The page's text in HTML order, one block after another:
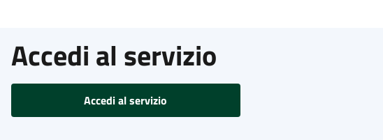
Accedi al servizio
Accedi al servizio